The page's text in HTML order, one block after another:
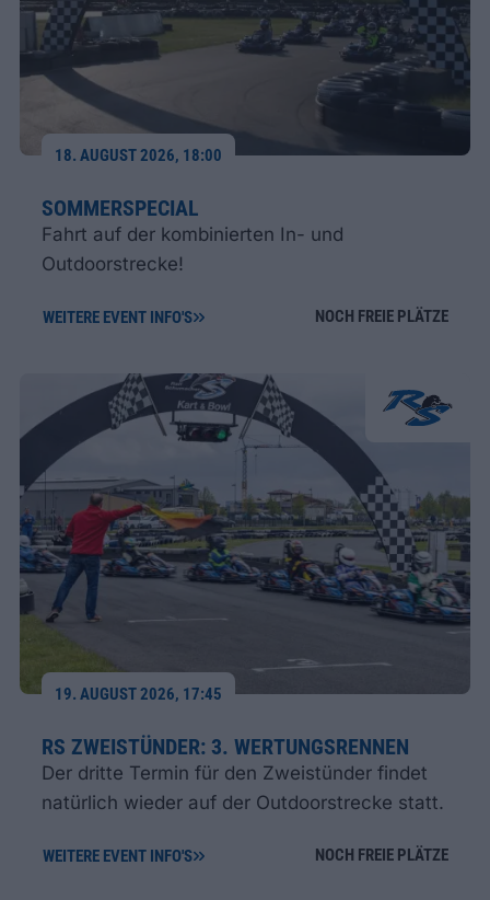
18. AUGUST 2026, 18:00
SOMMERSPECIAL
Fahrt auf der kombinierten In- und
Outdoorstrecke!
WEITERE EVENT INFO'S NOCH FREIE PLÄTZE
19. AUGUST 2026, 17:45
RS ZWEISTÜNDER: 3. WERTUNGSRENNEN
Der dritte Termin für den Zweistünder findet
natürlich wieder auf der Outdoorstrecke statt.
WEITERE EVENT INFO'S NOCH FREIE PLÄTZE